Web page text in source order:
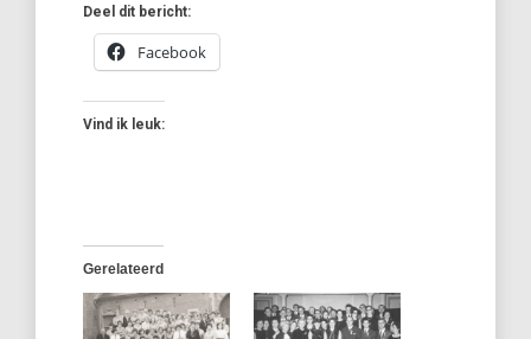
Deel dit bericht:
Facebook
Vind ik leuk:
Gerelateerd